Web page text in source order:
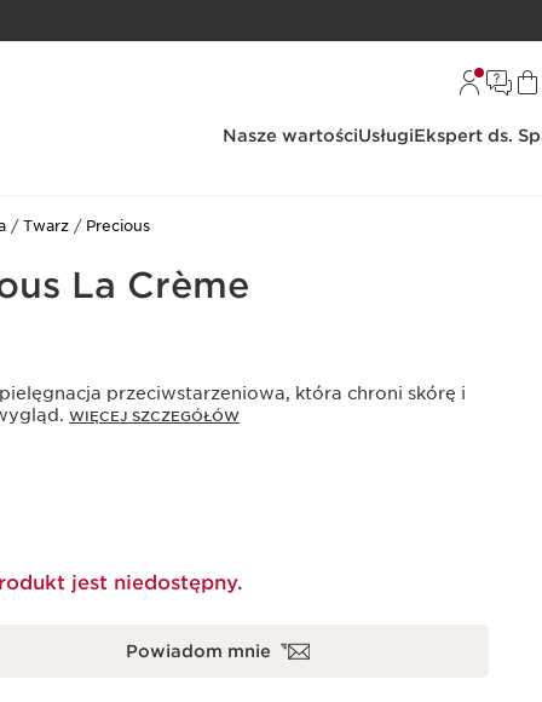
Nasze wartościUsługiEkspert ds.
Twarz Precious
La Crème
przeciwstarzeniowa, która chroni skórę i
WIĘCEJ SZCZEGÓŁÓW
jest niedostępny.
Powiadom mnie